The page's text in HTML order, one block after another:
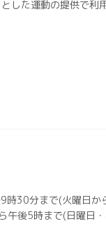
した運動の提供で
後9時30分まで(火
まで(日曜日・祝